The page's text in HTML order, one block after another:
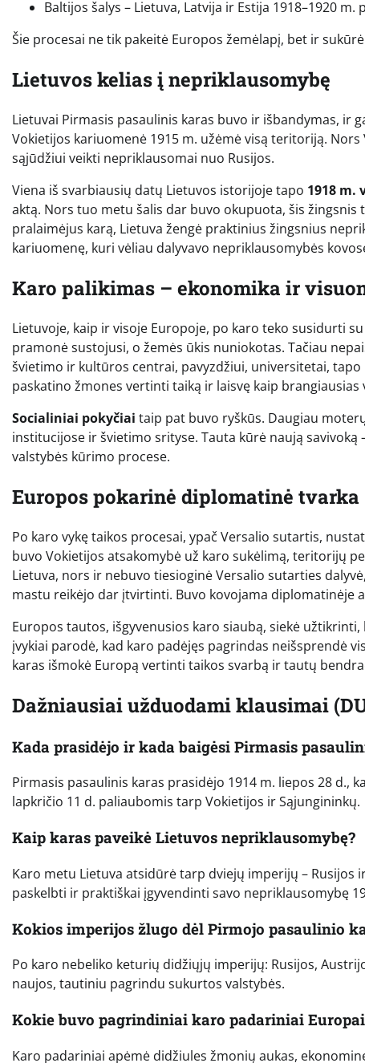
Baltijos šalys – Lietuva, Latvija ir Estija 1918–1920
Šie procesai ne tik pakeitė Europos žemėlapį, bet ir
Lietuvos kelias į nepriklausomybę
Lietuvai Pirmasis pasaulinis karas buvo ir išbandymas, ir
Vokietijos kariuomenė 1915 m. užėmė visą teritoriją.
sąjūdžiui veikti nepriklausomai nuo Rusijos.
Viena iš svarbiausių datų Lietuvos istorijoje tapo 1918 m.
aktą. Nors tuo metu šalis dar buvo okupuota, šis
pralaimėjus karą, Lietuva žengė praktinius žingsnius
kariuomenę, kuri vėliau dalyvavo nepriklausomybės
Karo palikimas – ekonomika ir
Lietuvoje, kaip ir visoje Europoje, po karo teko susidurti
pramonė sustojusi, o žemės ūkis nuniokotas. Tačiau
švietimo ir kultūros centrai, pavyzdžiui, universitetai,
paskatino žmones vertinti taiką ir laisvę kaip brangiausias
Socialiniai pokyčiai taip pat buvo ryškūs. Daugiau
institucijose ir švietimo srityse. Tauta kūrė naują
valstybės kūrimo procese.
Europos pokarinė diplomatinė tvarka
Po karo vykę taikos procesai, ypač Versalio sutartis,
buvo Vokietijos atsakomybė už karo sukėlimą, teritorijų
Lietuva, nors ir nebuvo tiesioginė Versalio sutarties
mastu reikėjo dar įtvirtinti. Buvo kovojama diplomatinėje
Europos tautos, išgyvenusios karo siaubą, siekė
įvykiai parodė, kad karo padėjęs pagrindas neišsprendė
karas išmokė Europą vertinti taikos svarbą ir tautų
Dažniausiai užduodami klausimai
Kada prasidėjo ir kada baigėsi Pirmasis
Pirmasis pasaulinis karas prasidėjo 1914 m. liepos 28 d.,
lapkričio 11 d. paliaubomis tarp Vokietijos ir Sąjungininkų.
Kaip karas paveikė Lietuvos nepriklausomybę?
Karo metu Lietuva atsidūrė tarp dviejų imperijų –
paskelbti ir praktiškai įgyvendinti savo nepriklausomybę
Kokios imperijos žlugo dėl Pirmojo pasaulinio
Po karo nebeliko keturių didžiųjų imperijų: Rusijos,
naujos, tautiniu pagrindu sukurtos valstybės.
Kokie buvo pagrindiniai karo padariniai
Karo padariniai apėmė didžiules žmonių aukas,